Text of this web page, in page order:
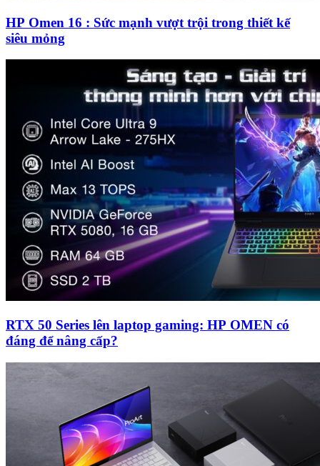
HP Omen 16 : Sức mạnh vượt trội trong thiết kế
siêu mỏng
RTX 50 Series lên laptop gaming: HP OMEN có
đáng để nâng cấp?